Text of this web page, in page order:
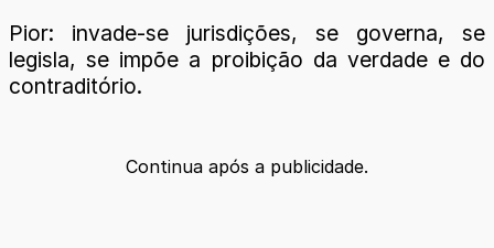
Pior: invade-se jurisdições, se governa, se
legisla, se impõe a proibição da verdade e do
contraditório.
Continua após a publicidade.